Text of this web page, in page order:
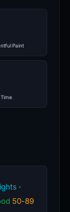
Paint
·
50-89